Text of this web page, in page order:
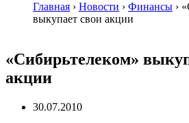
Главная › Новости › Финансы ›
выкупает свои акции
«Сибирьтелеком»
акции
30.07.2010